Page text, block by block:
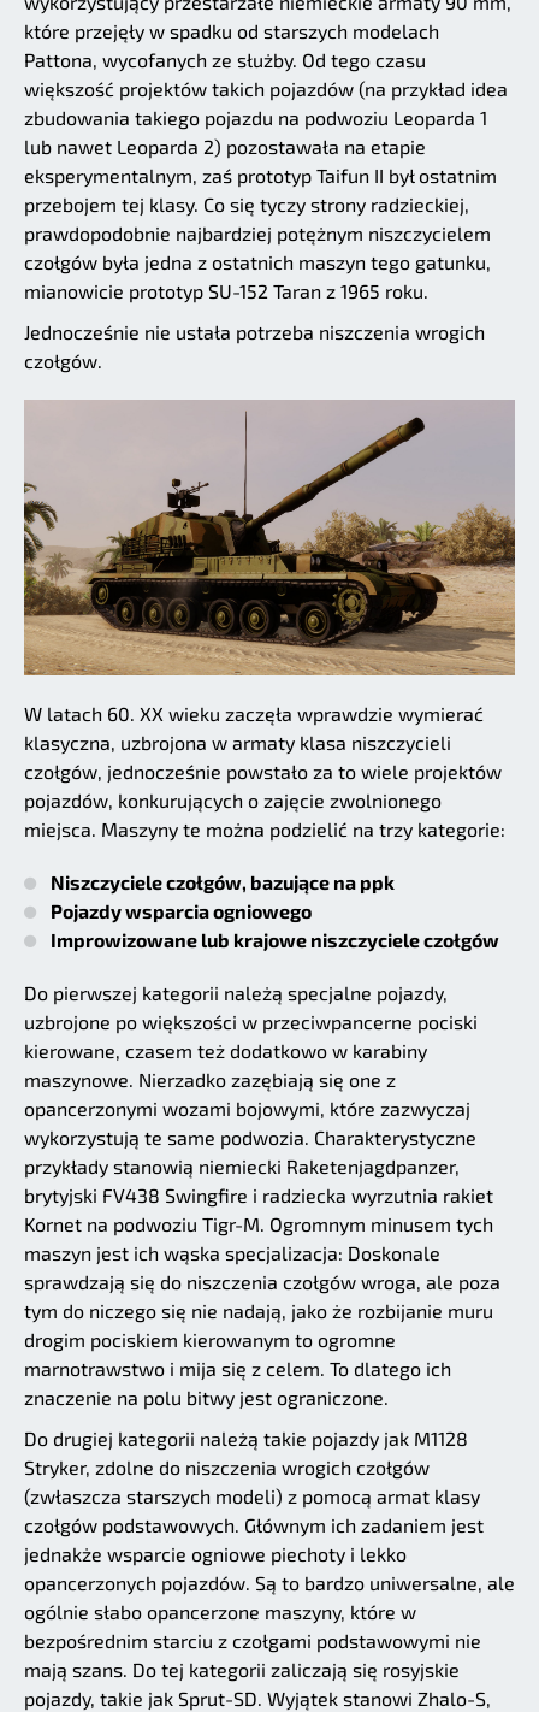
które przejęły w spadku od starszych modelach
Pattona, wycofanych ze służby. Od tego czasu
większość projektów takich pojazdów (na przykład idea
zbudowania takiego pojazdu na podwoziu Leoparda 1
lub nawet Leoparda 2) pozostawała na etapie
eksperymentalnym, zaś prototyp Taifun II był ostatnim
przebojem tej klasy. Co się tyczy strony radzieckiej,
prawdopodobnie najbardziej potężnym niszczycielem
czołgów była jedna z ostatnich maszyn tego gatunku,
mianowicie prototyp SU-152 Taran z 1965 roku.
Jednocześnie nie ustała potrzeba niszczenia wrogich
czołgów.
W latach 60. XX wieku zaczęła wprawdzie wymierać
klasyczna, uzbrojona w armaty klasa niszczycieli
czołgów, jednocześnie powstało za to wiele projektów
pojazdów, konkurujących o zajęcie zwolnionego
miejsca. Maszyny te można podzielić na trzy kategorie:
Niszczyciele czołgów, bazujące na ppk
Pojazdy wsparcia ogniowego
Improwizowane lub krajowe niszczyciele czołgów
Do pierwszej kategorii należą specjalne pojazdy,
uzbrojone po większości w przeciwpancerne pociski
kierowane, czasem też dodatkowo w karabiny
maszynowe. Nierzadko zazębiają się one z
opancerzonymi wozami bojowymi, które zazwyczaj
wykorzystują te same podwozia. Charakterystyczne
przykłady stanowią niemiecki Raketenjagdpanzer,
brytyjski FV438 Swingfire i radziecka wyrzutnia rakiet
Kornet na podwoziu Tigr-M. Ogromnym minusem tych
maszyn jest ich wąska specjalizacja: Doskonale
sprawdzają się do niszczenia czołgów wroga, ale poza
tym do niczego się nie nadają, jako że rozbijanie muru
drogim pociskiem kierowanym to ogromne
marnotrawstwo i mija się z celem. To dlatego ich
znaczenie na polu bitwy jest ograniczone.
Do drugiej kategorii należą takie pojazdy jak M1128
Stryker, zdolne do niszczenia wrogich czołgów
(zwłaszcza starszych modeli) z pomocą armat klasy
czołgów podstawowych. Głównym ich zadaniem jest
jednakże wsparcie ogniowe piechoty i lekko
opancerzonych pojazdów. Są to bardzo uniwersalne, ale
ogólnie słabo opancerzone maszyny, które w
bezpośrednim starciu z czołgami podstawowymi nie
mają szans. Do tej kategorii zaliczają się rosyjskie
pojazdy, takie jak Sprut-SD. Wyjątek stanowi Zhalo-S,